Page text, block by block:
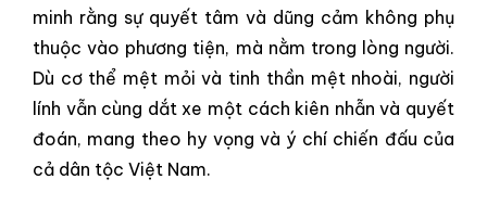
minh rằng sự quyết tâm và dũng cảm không phụ
thuộc vào phương tiện, mà nằm trong lòng người.
Dù cơ thể mệt mỏi và tinh thần mệt nhoài, người
lính vẫn cùng dắt xe một cách kiên nhẫn và quyết
đoán, mang theo hy vọng và ý chí chiến đấu của
cả dân tộc Việt Nam.